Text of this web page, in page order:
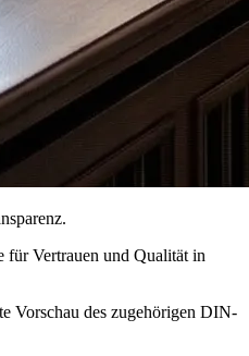
für Vertrauen und Qualität in
Vorschau des zugehörigen DIN-